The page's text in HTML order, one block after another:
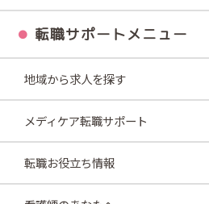
転職サポートメニュー
地域から求人を探す
メディケア転職サポート
転職お役立ち情報